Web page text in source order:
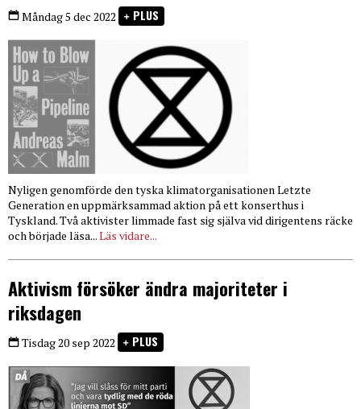
Måndag 5 dec 2022 PLUS
Nyligen genomförde den tyska klimatorganisationen Letzte
Generation en uppmärksammad aktion på ett konserthus i
Tyskland. Två aktivister limmade fast sig själva vid dirigentens räcke
och började läsa...Läs vidare...
Aktivism försöker ändra majoriteter i
riksdagen
Tisdag 20 sep 2022 PLUS